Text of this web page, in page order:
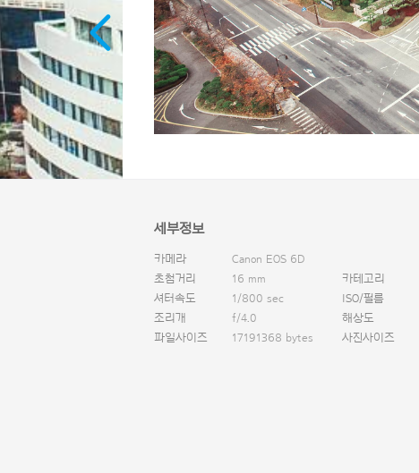
세부정보
카메라
Canon EOS 6D
초첨거리
16 mm 카테고리
셔터속도
1/800 sec ISO/필름
조리개
f/4.0 해상도
파일사이즈
17191368 bytes 사진사이즈